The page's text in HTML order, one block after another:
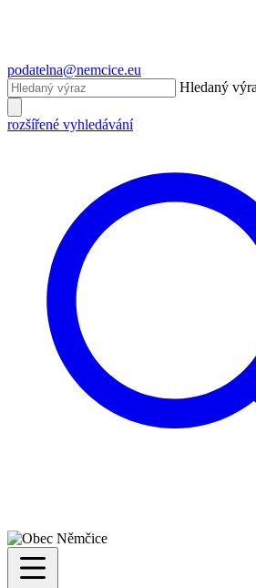
podatelna@nemcice.eu
Hledaný
rozšířené vyhledávání